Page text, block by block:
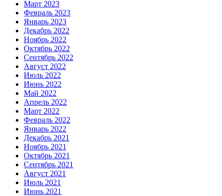
Март 2023
Февраль 2023
Январь 2023
Декабрь 2022
Ноябрь 2022
Октябрь 2022
Сентябрь 2022
Август 2022
Июль 2022
Июнь 2022
Май 2022
Апрель 2022
Март 2022
Февраль 2022
Январь 2022
Декабрь 2021
Ноябрь 2021
Октябрь 2021
Сентябрь 2021
Август 2021
Июль 2021
Июнь 2021